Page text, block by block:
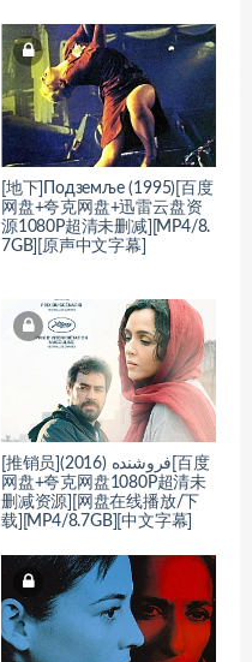
[地下]Подземље (1995)[百度
网盘+夸克网盘+迅雷云盘资
源1080P超清未删减][MP4/8.
7GB][原声中文字幕]
[推销员]فروشنده (2016)[百度
网盘+夸克网盘1080P超清未
删减资源][网盘在线播放/下
载][MP4/8.7GB][中文字幕]